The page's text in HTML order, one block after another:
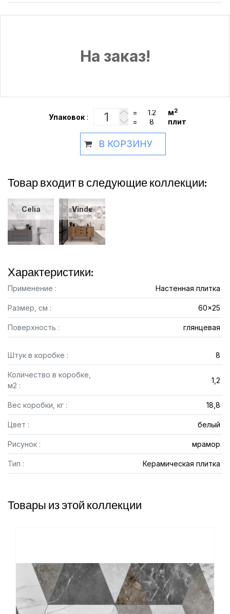
На заказ!
Упаковок :
= м2
= плит
В КОРЗИНУ
Товар входит в следующие коллекции:
Celia Vinde
Характеристики:
Применение : Настенная плитка
Размер, см : 60x25
Поверхность : глянцевая
Штук в коробке : 8
Количество в коробке,
м2 :
1,2
Вес коробки, кг : 18,8
Цвет : белый
Рисунок : мрамор
Тип : Керамическая плитка
Товары из этой коллекции